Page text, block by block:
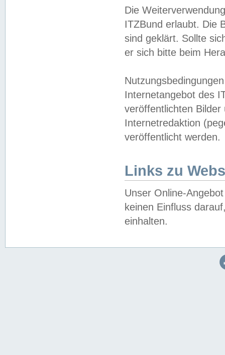
Die
ITZBund erlaubt. Die
sind geklärt. Sollte
er sich bitte beim
Internetangebot des
veröffentlichten
Internetredaktion
veröffentlicht werden.
Links zu
Unser Online-
keinen Einfluss
einhalten.